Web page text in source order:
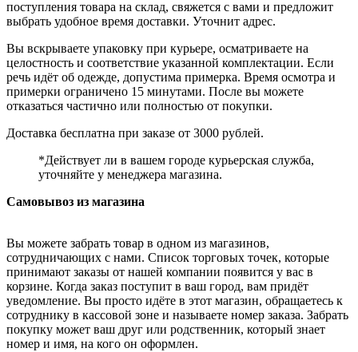
поступления товара на склад, свяжется с вами и предложит
выбрать удобное время доставки. Уточнит адрес.
Вы вскрываете упаковку при курьере, осматриваете на
целостность и соответствие указанной комплектации. Если
речь идёт об одежде, допустима примерка. Время осмотра и
примерки ограничено 15 минутами. После вы можете
отказаться частично или полностью от покупки.
Доставка бесплатна при заказе от 3000 рублей.
*Действует ли в вашем городе курьерская служба,
уточняйте у менеджера магазина.
Самовывоз из магазина
Вы можете забрать товар в одном из магазинов,
сотрудничающих с нами. Список торговых точек, которые
принимают заказы от нашей компании появится у вас в
корзине. Когда заказ поступит в ваш город, вам придёт
уведомление. Вы просто идёте в этот магазин, обращаетесь к
сотруднику в кассовой зоне и называете номер заказа. Забрать
покупку может ваш друг или родственник, который знает
номер и имя, на кого он оформлен.